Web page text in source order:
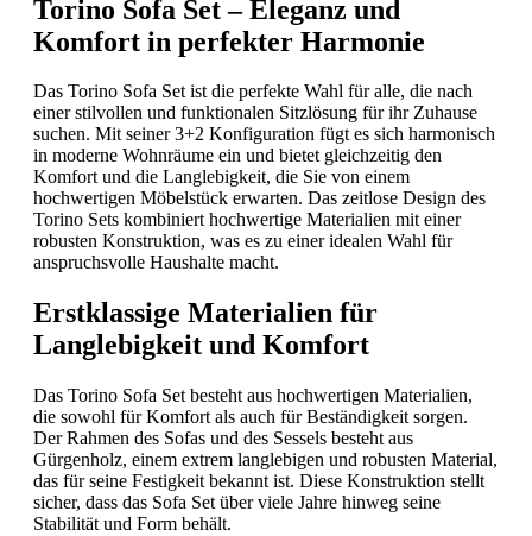
Torino Sofa Set – Eleganz und
Komfort in perfekter Harmonie
Das Torino Sofa Set ist die perfekte Wahl für alle, die nach
einer stilvollen und funktionalen Sitzlösung für ihr Zuhause
suchen. Mit seiner 3+2 Konfiguration fügt es sich harmonisch
in moderne Wohnräume ein und bietet gleichzeitig den
Komfort und die Langlebigkeit, die Sie von einem
hochwertigen Möbelstück erwarten. Das zeitlose Design des
Torino Sets kombiniert hochwertige Materialien mit einer
robusten Konstruktion, was es zu einer idealen Wahl für
anspruchsvolle Haushalte macht.
Erstklassige Materialien für
Langlebigkeit und Komfort
Das Torino Sofa Set besteht aus hochwertigen Materialien,
die sowohl für Komfort als auch für Beständigkeit sorgen.
Der Rahmen des Sofas und des Sessels besteht aus
Gürgenholz, einem extrem langlebigen und robusten Material,
das für seine Festigkeit bekannt ist. Diese Konstruktion stellt
sicher, dass das Sofa Set über viele Jahre hinweg seine
Stabilität und Form behält.